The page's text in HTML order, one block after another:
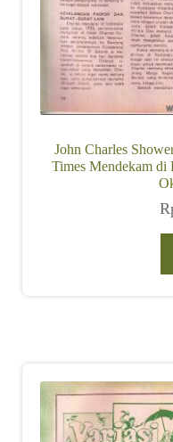
John Charles
Times Mendekam di